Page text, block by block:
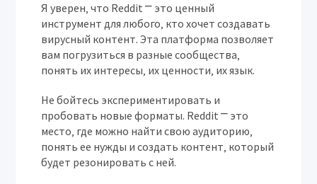
Я уверен‚ что Reddit ⎻ это ценный
инструмент для любого‚ кто хочет создавать
вирусный контент. Эта платформа позволяет
вам погрузиться в разные сообщества‚
понять их интересы‚ их ценности‚ их язык.
Не бойтесь экспериментировать и
пробовать новые форматы. Reddit ⎻ это
место‚ где можно найти свою аудиторию‚
понять ее нужды и создать контент‚ который
будет резонировать с ней.